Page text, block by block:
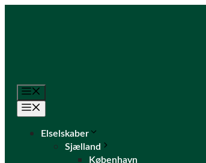
Elselskaber
Sjælland
København